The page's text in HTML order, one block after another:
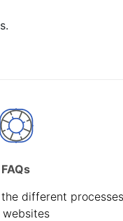
FAQs
different
websites